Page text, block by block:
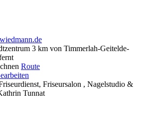
3 km von Timmerlah-Geitelde-
Route
Friseursalon , Nagelstudio &
Tunnat